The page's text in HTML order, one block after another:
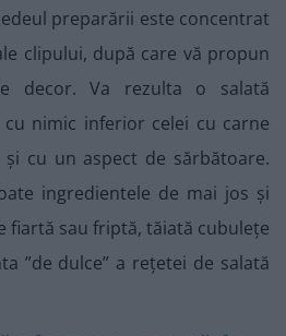
preparării este concentrat
clipului, după care vă propun
decor. Va rezulta o salată
nimic inferior celei cu carne
cu un aspect de sărbătoare.
ingredientele de mai jos și
fiartă sau friptă, tăiată cubulețe
”de dulce” a rețetei de salată